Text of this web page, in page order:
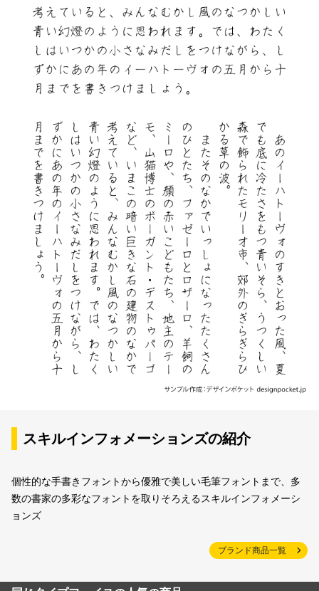
スキルインフォメーションズの紹介
個性的な手書きフォントから優雅で美しい毛筆フォントまで、多
数の書家の多彩なフォントを取りそろえるスキルインフォメーシ
ョンズ
ブランド商品一覧